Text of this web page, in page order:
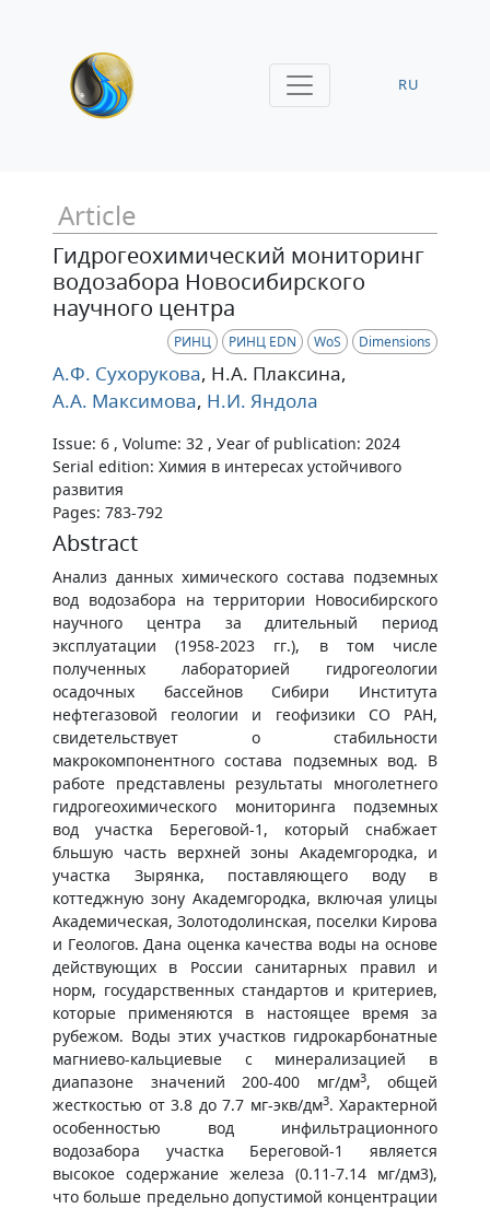
RU
Article
Гидрогеохимический мониторинг
водозабора Новосибирского
научного центра
РИНЦ РИНЦ EDN WoS Dimensions
А.Ф. Сухорукова, Н.А. Плаксина,
А.А. Максимова, Н.И. Яндола
Issue: 6 , Volume: 32 , Уear of publication: 2024
Serial edition: Химия в интересах устойчивого
развития
Pages: 783-792
Abstract
Анализ данных химического состава подземных
вод водозабора на территории Новосибирского
научного центра за длительный период
эксплуатации (1958-2023 гг.), в том числе
полученных лабораторией гидрогеологии
осадочных бассейнов Сибири Института
нефтегазовой геологии и геофизики СО РАН,
свидетельствует о стабильности
макрокомпонентного состава подземных вод. В
работе представлены результаты многолетнего
гидрогеохимического мониторинга подземных
вод участка Береговой-1, который снабжает
бльшую часть верхней зоны Академгородка, и
участка Зырянка, поставляющего воду в
коттеджную зону Академгородка, включая улицы
Академическая, Золотодолинская, поселки Кирова
и Геологов. Дана оценка качества воды на основе
действующих в России санитарных правил и
норм, государственных стандартов и критериев,
которые применяются в настоящее время за
рубежом. Воды этих участков гидрокарбонатные
магниево-кальциевые с минерализацией в
диапазоне значений 200-400 мг/дм3, общей
жесткостью от 3.8 до 7.7 мг-экв/дм3. Характерной
особенностью вод инфильтрационного
водозабора участка Береговой-1 является
высокое содержание железа (0.11-7.14 мг/дм3),
что больше предельно допустимой концентрации